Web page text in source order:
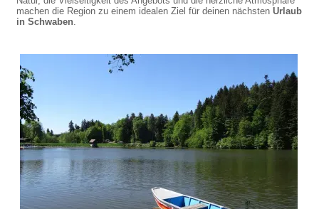
machen die Region zu einem idealen Ziel für deinen nächstenUrlaub
in Schwaben